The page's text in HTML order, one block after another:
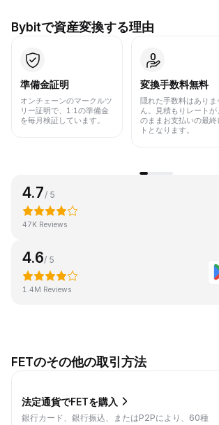
Bybitで資産変換する理由
準備金証明
オンチェーンのマークルツ
リー証明で、1:1の準備金
を毎月検証しています。
変換手数料無料
隠れた手数料はありま
ん。見積もりレートが
のままお支払いの最終
トとなります。
4.7/ 5
47K Reviews
4.6/ 5
1.4M Reviews
FETのその他の取引方法
法定通貨でFETを購入
銀行カード、銀行振込、またはP2Pにより、60種